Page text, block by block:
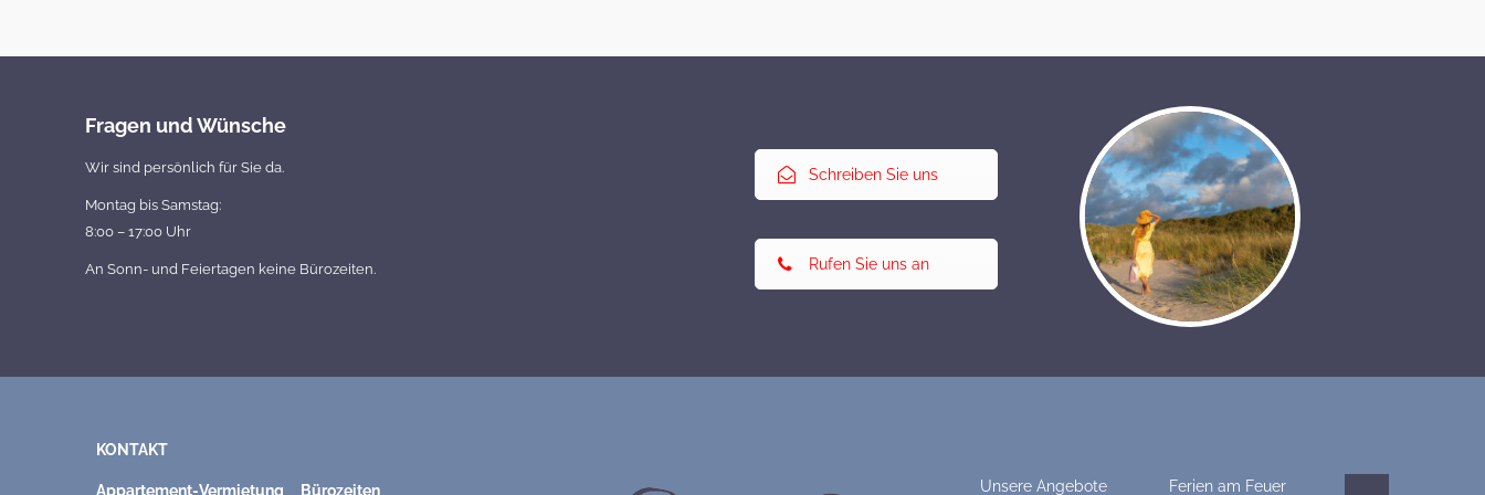
Fragen und Wünsche
Wir sind persönlich für Sie da.
Montag bis Samstag:
8:00 – 17:00 Uhr
An Sonn- und Feiertagen keine Bürozeiten.
Schreiben Sie uns
Rufen Sie uns an
KONTAKT
Appartement-Vermietung Bürozeiten Unsere Angebote Ferien am Feuer